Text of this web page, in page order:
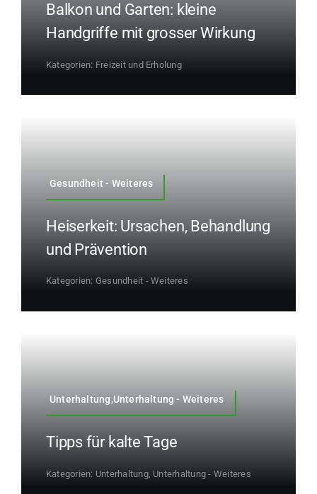
Balkon und Garten: kleine
Handgriffe mit grosser Wirkung
Kategorien: Freizeit und Erholung
Gesundheit - Weiteres
Heiserkeit: Ursachen, Behandlung
und Prävention
Kategorien: Gesundheit - Weiteres
Unterhaltung,Unterhaltung - Weiteres
Tipps für kalte Tage
Kategorien: Unterhaltung, Unterhaltung - Weiteres